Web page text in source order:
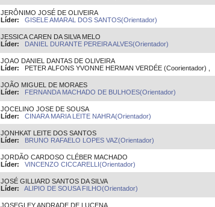
JERÔNIMO JOSÉ DE OLIVEIRA
Líder:
GISELE AMARAL DOS SANTOS(Orientador)
JESSICA CAREN DA SILVA MELO
Líder:
DANIEL DURANTE PEREIRA ALVES(Orientador)
JOAO DANIEL DANTAS DE OLIVEIRA
Líder: PETER ALFONS YVONNE HERMAN VERDÉE (Coorientador) ,
JOÃO MIGUEL DE MORAES
Líder:
FERNANDA MACHADO DE BULHOES(Orientador)
JOCELINO JOSE DE SOUSA
Líder:
CINARA MARIA LEITE NAHRA(Orientador)
JONHKAT LEITE DOS SANTOS
Líder:
BRUNO RAFAELO LOPES VAZ(Orientador)
JORDÃO CARDOSO CLÉBER MACHADO
Líder:
VINCENZO CICCARELLI(Orientador)
JOSÉ GILLIARD SANTOS DA SILVA
Líder:
ALIPIO DE SOUSA FILHO(Orientador)
JOSEGLEY ANDRADE DE LUCENA